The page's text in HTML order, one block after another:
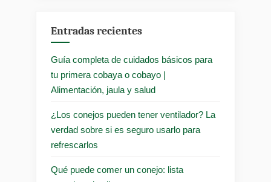
Entradas recientes
Guía completa de cuidados básicos para
tu primera cobaya o cobayo |
Alimentación, jaula y salud
¿Los conejos pueden tener ventilador? La
verdad sobre si es seguro usarlo para
refrescarlos
Qué puede comer un conejo: lista